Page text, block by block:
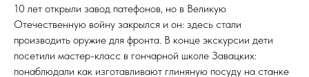
10 лет открыли завод патефонов, но в Великую
Отечественную войну закрылся и он: здесь стали
производить оружие для фронта. В конце экскурсии дети
посетили мастер-класс в гончарной школе Завацких:
понаблюдали как изготавливают глиняную посуду на станке